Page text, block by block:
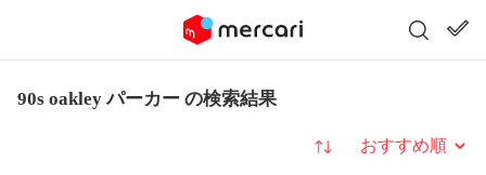
90s oakley パーカー の検索結果
並び替え